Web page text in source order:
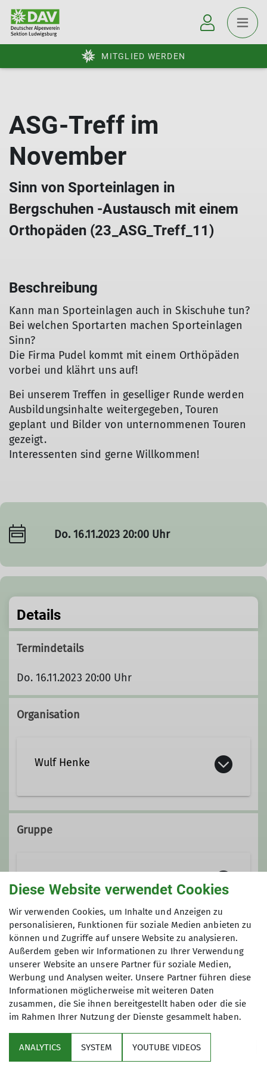
MITGLIED WERDEN
ASG-Treff im
November
Sinn von Sporteinlagen in
Bergschuhen -Austausch mit einem
Orthopäden (23_ASG_Treff_11)
Beschreibung
Kann man Sporteinlagen auch in Skischuhe tun?
Bei welchen Sportarten machen Sporteinlagen
Sinn?
Die Firma Pudel kommt mit einem Orthöpäden
vorbei und klährt uns auf!
Bei unserem Treffen in geselliger Runde werden
Ausbildungsinhalte weitergegeben, Touren
geplant und Bilder von unternommenen Touren
gezeigt.
Interessenten sind gerne Willkommen!
Do. 16.11.2023 20:00 Uhr
Details
Termindetails
Do. 16.11.2023 20:00 Uhr
Organisation
Wulf Henke
Kontakt aufnehmen
Trainer*in B Skihochtour
Trainer*in C Skibergsteigen
Ämter
stellv. Vorsitzender / Ressort
Digitalisierung
Leiter Alpinsportgruppe (ASG)
Gruppe
Ihr seid aus der Jugend
rausgewachsen und fühlt euch auch
noch nicht zum 'alten Eisen' gehörig?
Dann seid ihr bei uns genau richtig!
Bei unseren Ausfahrten ist für jeden
etwas dabei:
für Anfänger leichte Touren mit wenig
Höhenmetern und Tipps von ‚alten
Hasen‘
für Genießer immer neue ‚Schmankerl‘
Anmeldung
Anfrage senden
Sektion
Diese Website verwendet Cookies
Wir verwenden Cookies, um Inhalte und Anzeigen zu
personalisieren, Funktionen für soziale Medien anbieten zu
können und Zugriffe auf unsere Website zu analysieren.
Außerdem geben wir Informationen zu Ihrer Verwendung
unserer Website an unsere Partner für soziale Medien,
Werbung und Analysen weiter. Unsere Partner führen diese
Informationen möglicherweise mit weiteren Daten
zusammen, die Sie ihnen bereitgestellt haben oder die sie
im Rahmen Ihrer Nutzung der Dienste gesammelt haben.
ANALYTICS SYSTEM YOUTUBE VIDEOS